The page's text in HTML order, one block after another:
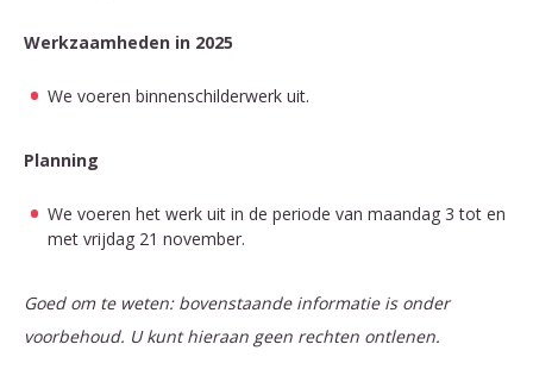
Werkzaamheden in 2025
We voeren binnenschilderwerk uit.
Planning
We voeren het werk uit in de periode van maandag 3 tot en
met vrijdag 21 november.
Goed om te weten: bovenstaande informatie is onder
voorbehoud. U kunt hieraan geen rechten ontlenen.